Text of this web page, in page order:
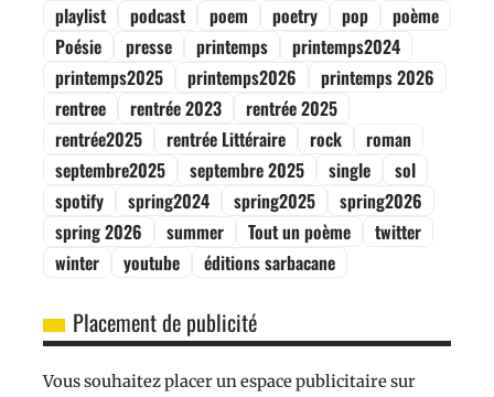
playlist
podcast poem poetry pop
poème
Poésie
presse printemps
printemps2024
printemps2025
printemps2026
printemps 2026
rentree
rentrée 2023
rentrée 2025
rentrée2025
rentrée Littéraire rock
roman
septembre2025
septembre 2025 single
sol
spotify
spring2024 spring2025
spring2026
spring 2026
summer Tout un poème
twitter
winter
youtube éditions sarbacane
Placement de publicité
Vous souhaitez placer un espace publicitaire sur